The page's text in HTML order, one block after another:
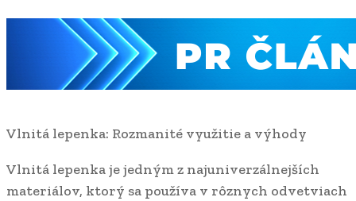
Vlnitá lepenka: Rozmanité využitie a výhody
Vlnitá lepenka je jedným z najuniverzálnejších
materiálov, ktorý sa používa v rôznych odvetviach